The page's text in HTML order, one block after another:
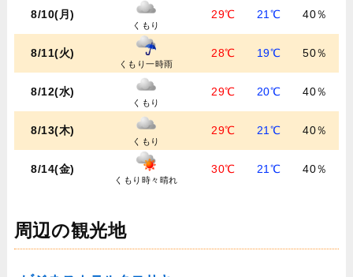
8/10(月)
くもり
29℃ 21℃ 40％
8/11(火)
くもり一時雨
28℃ 19℃ 50％
8/12(水)
くもり
29℃ 20℃ 40％
8/13(木)
くもり
29℃ 21℃ 40％
8/14(金)
くもり時々晴れ
30℃ 21℃ 40％
周辺の観光地